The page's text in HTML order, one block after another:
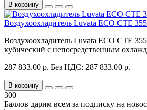
В корзину
Воздухоохладитель Luvata ECO CTE
Воздухоохладитель Luvata ECO CTE
кубический с непосредственным
287 833.00 р. Без НДС: 287 833.00 р.
В корзину
300
Баллов дарим всем за подписку на